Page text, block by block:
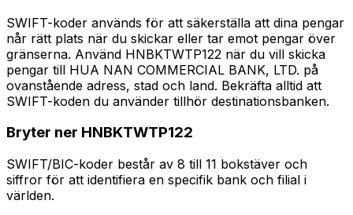
SWIFT-koder används för att säkerställa att dina pengar
når rätt plats när du skickar eller tar emot pengar över
gränserna. Använd HNBKTWTP122 när du vill skicka
pengar till HUA NAN COMMERCIAL BANK, LTD. på
ovanstående adress, stad och land. Bekräfta alltid att
SWIFT-koden du använder tillhör destinationsbanken.
Bryter ner HNBKTWTP122
SWIFT/BIC-koder består av 8 till 11 bokstäver och
siffror för att identifiera en specifik bank och filial i
världen.